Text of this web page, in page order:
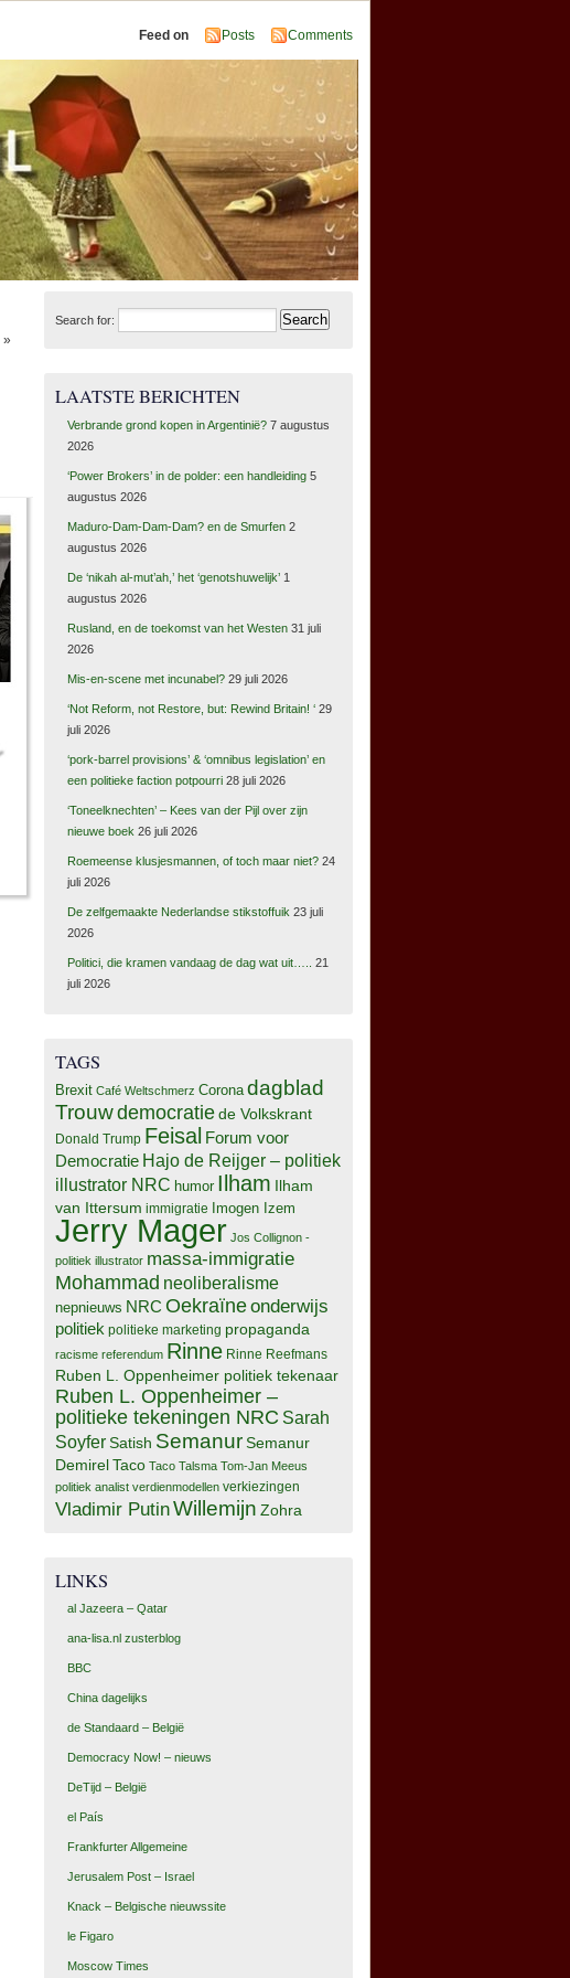
Feed on Posts Comments
»
Search for:
LAATSTE BERICHTEN
Verbrande grond kopen in Argentinië? 7 augustus
2026
‘Power Brokers’ in de polder: een handleiding 5
augustus 2026
Maduro-Dam-Dam-Dam? en de Smurfen 2
augustus 2026
De ‘nikah al-mut’ah,’ het ‘genotshuwelijk’ 1
augustus 2026
Rusland, en de toekomst van het Westen 31 juli
2026
Mis-en-scene met incunabel? 29 juli 2026
‘Not Reform, not Restore, but: Rewind Britain! ‘ 29
juli 2026
‘pork-barrel provisions’ & ‘omnibus legislation’ en
een politieke faction potpourri 28 juli 2026
‘Toneelknechten’ – Kees van der Pijl over zijn
nieuwe boek 26 juli 2026
Roemeense klusjesmannen, of toch maar niet? 24
juli 2026
De zelfgemaakte Nederlandse stikstoffuik 23 juli
2026
Politici, die kramen vandaag de dag wat uit…..
21
juli 2026
TAGS
Brexit Café Weltschmerz Corona dagblad
Trouwdemocratiede Volkskrant
Donald Trump Feisal Forum voor
Democratie Hajo de Reijger – politiek
illustrator NRC humor Ilham Ilham
van Ittersum immigratie Imogen Izem
Jerry Mager Jos Collignon -
politiek illustrator massa-immigratie
Mohammad neoliberalisme
nepnieuws NRC Oekraïneonderwijs
politiek politieke marketing propaganda
racisme referendum Rinne Rinne Reefmans
Ruben L. Oppenheimer politiek tekenaar
Ruben L. Oppenheimer –
politieke tekeningen NRC Sarah
Soyfer Satish SemanurSemanur
DemirelTaco Taco Talsma Tom-Jan Meeus
politiek analist verdienmodellen verkiezingen
Vladimir PutinWillemijn Zohra
LINKS
al Jazeera – Qatar
ana-lisa.nl zusterblog
BBC
China dagelijks
de Standaard – België
Democracy Now! – nieuws
DeTijd – België
el País
Frankfurter Allgemeine
Jerusalem Post – Israel
Knack – Belgische nieuwssite
le Figaro
Moscow Times